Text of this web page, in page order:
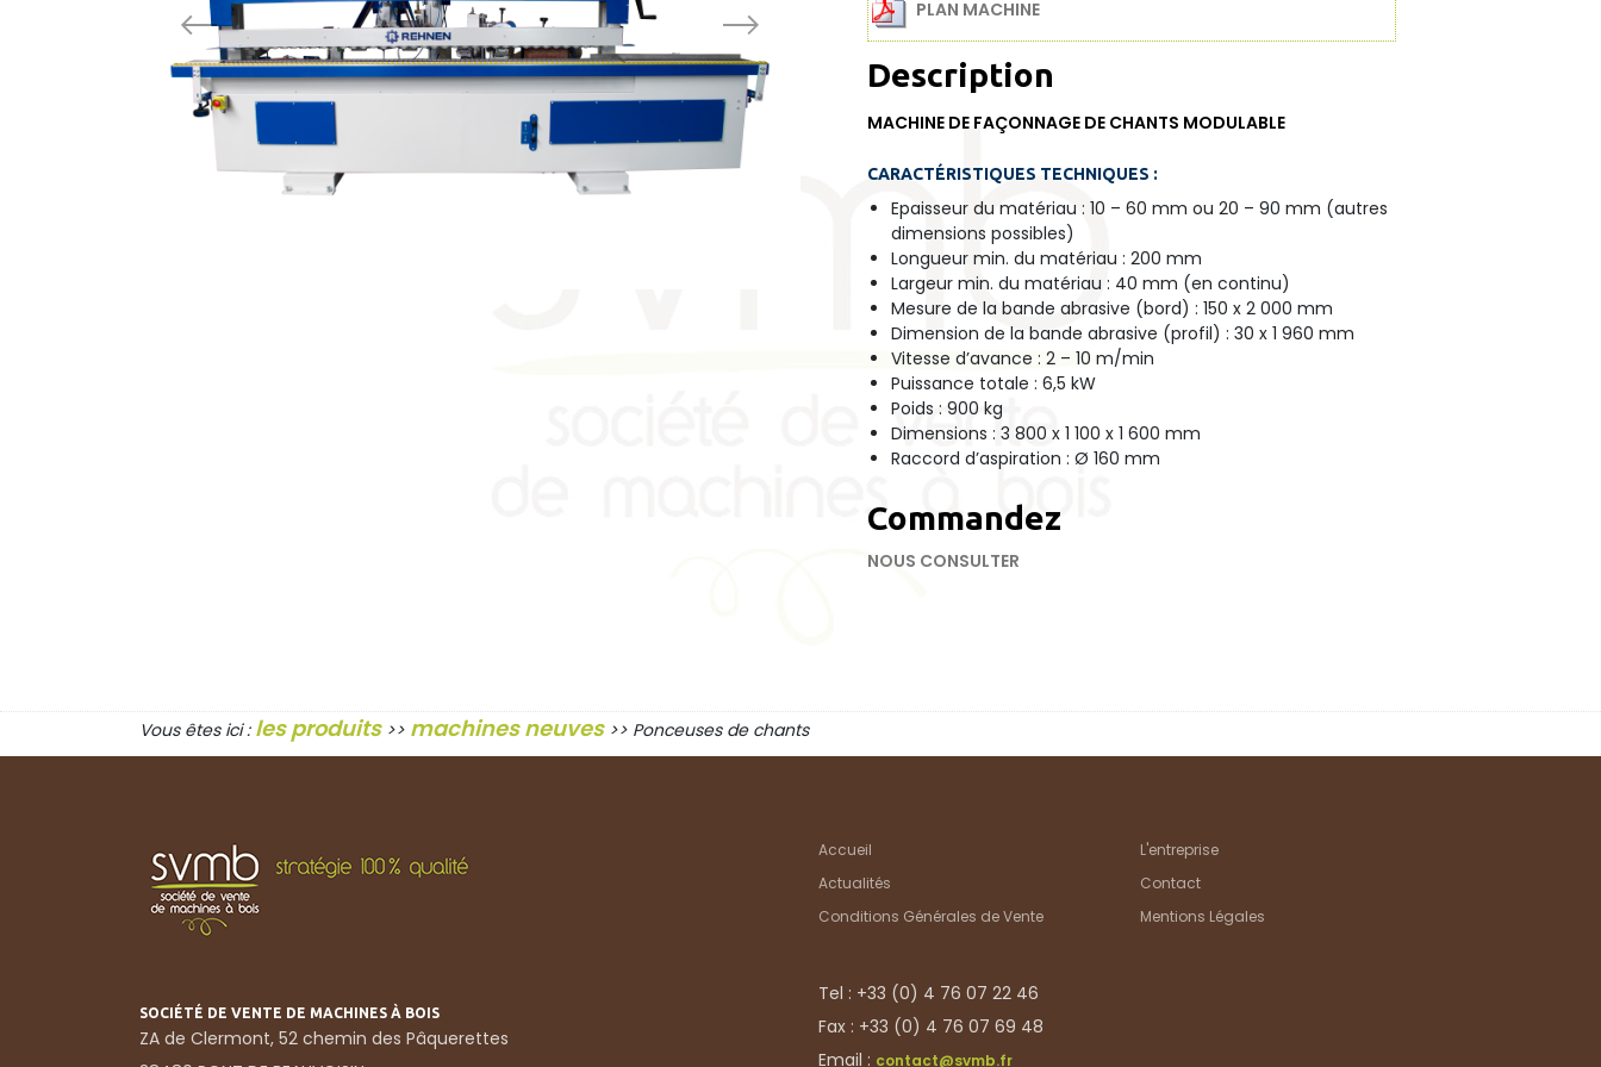
PLAN MACHINE
Description
MACHINE DE FAÇONNAGE DE CHANTS MODULABLE
CARACTÉRISTIQUES TECHNIQUES :
Epaisseur du matériau : 10 – 60 mm ou 20 – 90 mm (autres
dimensions possibles)
Longueur min. du matériau : 200 mm
Largeur min. du matériau : 40 mm (en continu)
Mesure de la bande abrasive (bord) : 150 x 2 000 mm
Dimension de la bande abrasive (profil) : 30 x 1 960 mm
Vitesse d’avance : 2 – 10 m/min
Puissance totale : 6,5 kW
Poids : 900 kg
Dimensions : 3 800 x 1 100 x 1 600 mm
Raccord d’aspiration : Ø 160 mm
Commandez
NOUS CONSULTER
Vous êtes ici : les produits>> machines neuves>> Ponceuses de chants
Accueil
L'entreprise
Actualités
Contact
Conditions Générales de Vente
Mentions Légales
SOCIÉTÉ DE VENTE DE MACHINES À BOIS
ZA de Clermont, 52 chemin des Pâquerettes
Tel : +33 (0) 4 76 07 22 46
Fax : +33 (0) 4 76 07 69 48
Email : contact@svmb.fr